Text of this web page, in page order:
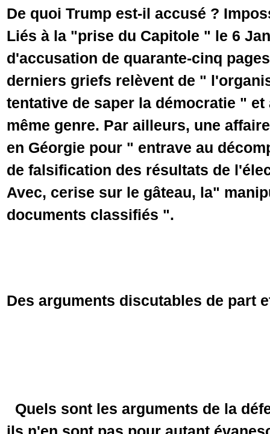
De quoi Trump est-il accusé ?
Liés à la "prise du Capitole " le 6
d'accusation de quarante-cinq
derniers griefs relèvent de "
tentative de saper la démocratie "
même genre. Par ailleurs, une
en Géorgie pour " entrave au
de falsification des résultats de
Avec, cerise sur le gâteau, la"
documents classifiés ".
Des arguments discutables de
Quels sont les arguments de la